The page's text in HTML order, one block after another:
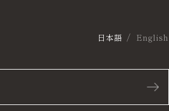
日本語 English